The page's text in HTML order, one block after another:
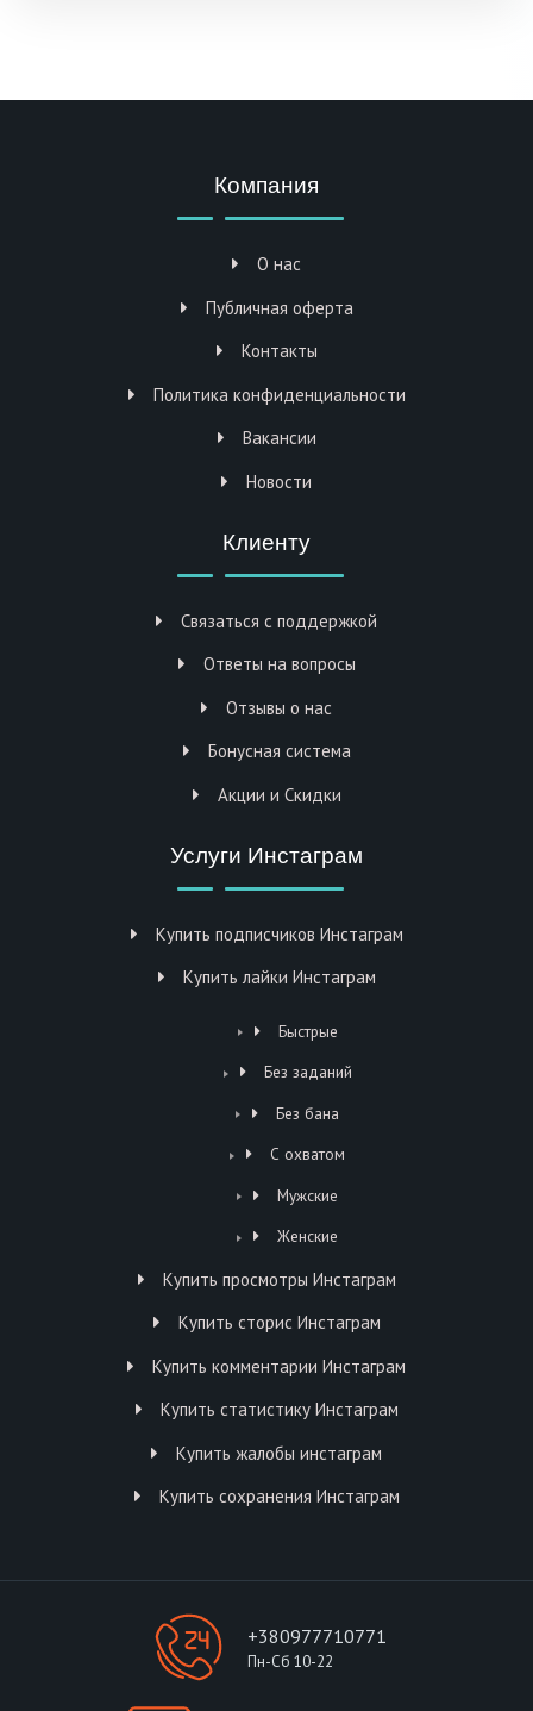
Компания
О нас
Публичная оферта
Контакты
Политика конфиденциальности
Вакансии
Новости
Клиенту
Связаться с поддержкой
Ответы на вопросы
Отзывы о нас
Бонусная система
Акции и Скидки
Услуги Инстаграм
Купить подписчиков Инстаграм
Купить лайки Инстаграм
Быстрые
Без заданий
Без бана
С охватом
Мужские
Женские
Купить просмотры Инстаграм
Купить сторис Инстаграм
Купить комментарии Инстаграм
Купить статистику Инстаграм
Купить жалобы инстаграм
Купить сохранения Инстаграм
+380977710771
Пн-Сб 10-22